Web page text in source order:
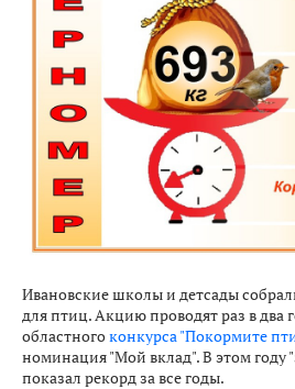
Ивановские школы и детсады
для птиц. Акцию проводят раз в два
областногоконкурса "Покормите
номинация "Мой вклад". В этом году
показал рекорд за все годы.